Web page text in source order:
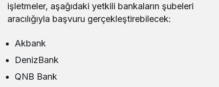
işletmeler, aşağıdaki yetkili bankaların şubeleri
aracılığıyla başvuru gerçekleştirebilecek:
Akbank
DenizBank
QNB Bank